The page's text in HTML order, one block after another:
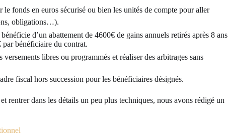
le fonds en euros sécurisé ou bien les unités de compte pour aller
obligations…).
d’un abattement de 4600€ de gains annuels retirés après 8 ans
par bénéficiaire du contrat.
versements libres ou programmés et réaliser des arbitrages sans
fiscal hors succession pour les bénéficiaires désignés.
rentrer dans les détails un peu plus techniques, nous avons rédigé un